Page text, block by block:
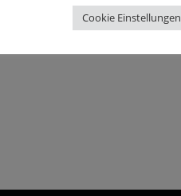
Cookie Einstellungen